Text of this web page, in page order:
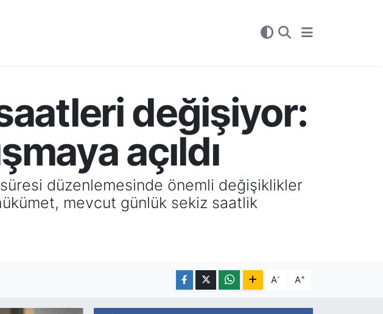
değişiyor:
açıldı
süresi düzenlemesinde önemli değişiklikler
mevcut günlük sekiz saatlik
A- A+